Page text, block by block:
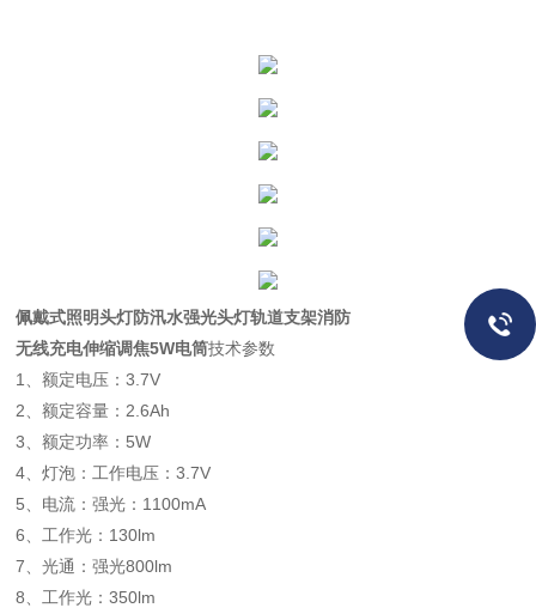
佩戴式照明头灯防汛水强光头灯轨道支架消防
无线充电伸缩调焦5W电筒技术参数
1、额定电压：3.7V
2、额定容量：2.6Ah
3、额定功率：5W
4、灯泡：工作电压：3.7V
5、电流：强光：1100mA
6、工作光：130lm
7、光通：强光800lm
8、工作光：350lm